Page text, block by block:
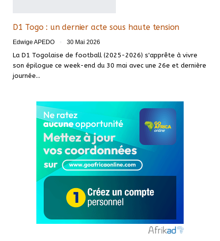
D1 Togo : un dernier acte sous haute tension
Edwige APEDO 30 Mai 2026
La D1 Togolaise de football (2025-2026) s'apprête à vivre
son épilogue ce week-end du 30 mai avec une 26e et dernière
journée…